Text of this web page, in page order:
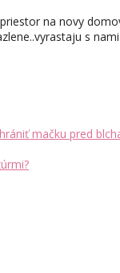
na novy
s
mačku pred